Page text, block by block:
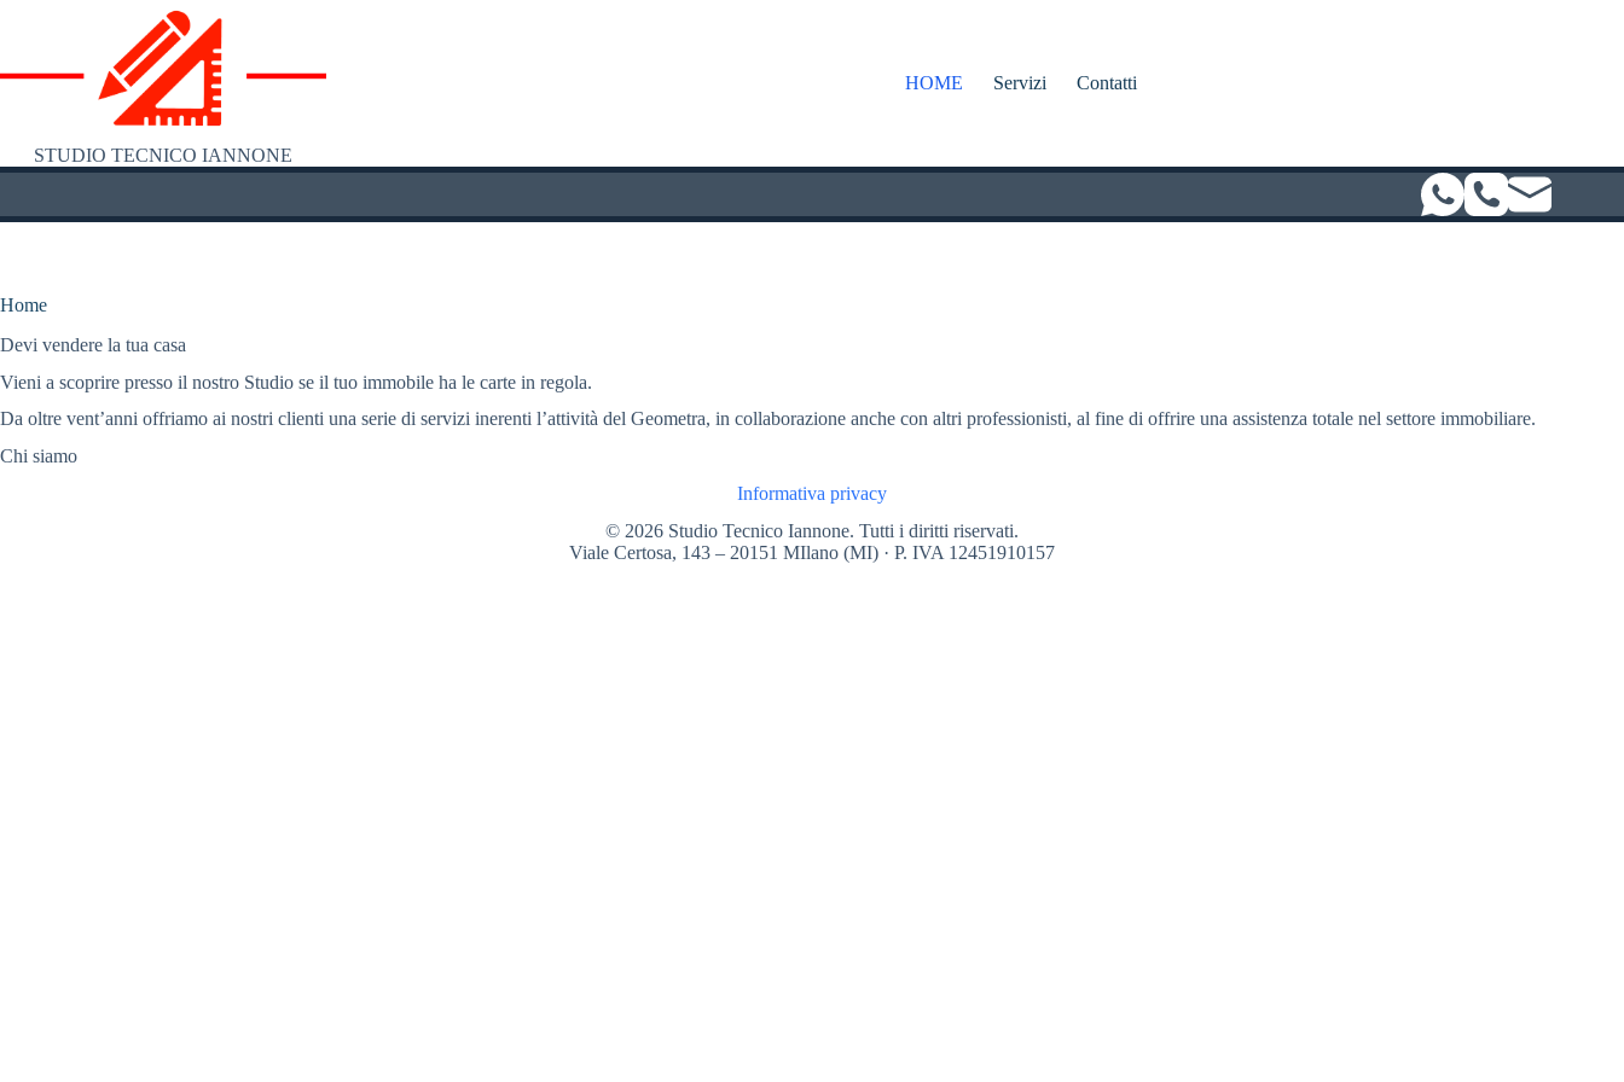
STUDIO TECNICO IANNONE
HOME Servizi Contatti
Home
Devi vendere la tua casa
Vieni a scoprire presso il nostro Studio se il tuo immobile ha le carte in regola.
Da oltre vent’anni offriamo ai nostri clienti una serie di servizi inerenti l’attività del Geometra, in collaborazione anche con altri professionisti, al fine di offrire una assistenza totale nel settore immobiliare.
Chi siamo
Informativa privacy
© 2026 Studio Tecnico Iannone. Tutti i diritti riservati.
Viale Certosa, 143 – 20151 MIlano (MI) · P. IVA 12451910157